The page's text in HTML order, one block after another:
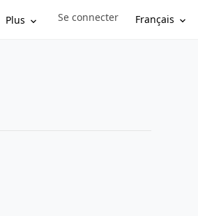
Plus Sign in to your account
Se connecter Français